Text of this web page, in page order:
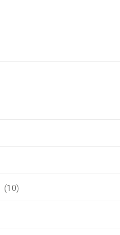
(10)